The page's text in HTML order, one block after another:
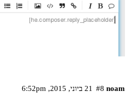
noam 21 ביוני,‏ 2015,‏ 6:52pm #8